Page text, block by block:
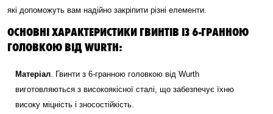
які допоможуть вам надійно закріпити різні елементи.
ОСНОВНІ ХАРАКТЕРИСТИКИ ГВИНТІВ ІЗ 6-ГРАННОЮ
ГОЛОВКОЮ ВІД WURTH:
Матеріал . Гвинти з 6-гранною головкою від Wurth
виготовляються з високоякісної сталі, що забезпечує їхню
високу міцність і зносостійкість.